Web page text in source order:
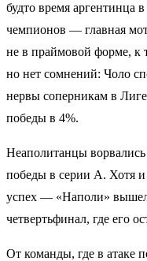
будто время аргентинца
чемпионов — главная
не в праймовой форме, к
но нет сомнений: Чоло
нервы соперникам в
победы в 4%.
Неаполитанцы
победы в серии А. Хотя
успех — «Наполи» вышел
четвертьфинал, где его
От команды, где в атаке